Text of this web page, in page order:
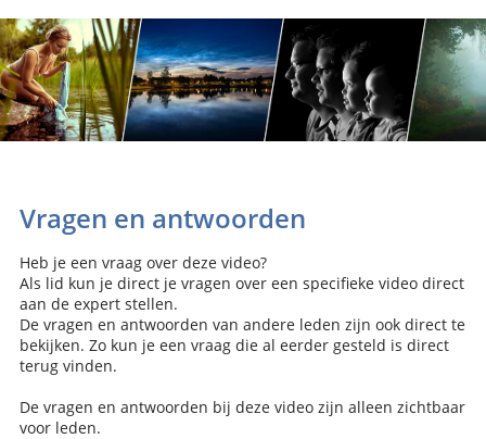
Vragen en antwoorden
Heb je een vraag over deze video?
Als lid kun je direct je vragen over een specifieke video direct
aan de expert stellen.
De vragen en antwoorden van andere leden zijn ook direct te
bekijken. Zo kun je een vraag die al eerder gesteld is direct
terug vinden.
De vragen en antwoorden bij deze video zijn alleen zichtbaar
voor leden.